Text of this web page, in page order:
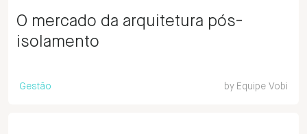
O mercado da arquitetura pós-
isolamento
Gestão by Equipe Vobi